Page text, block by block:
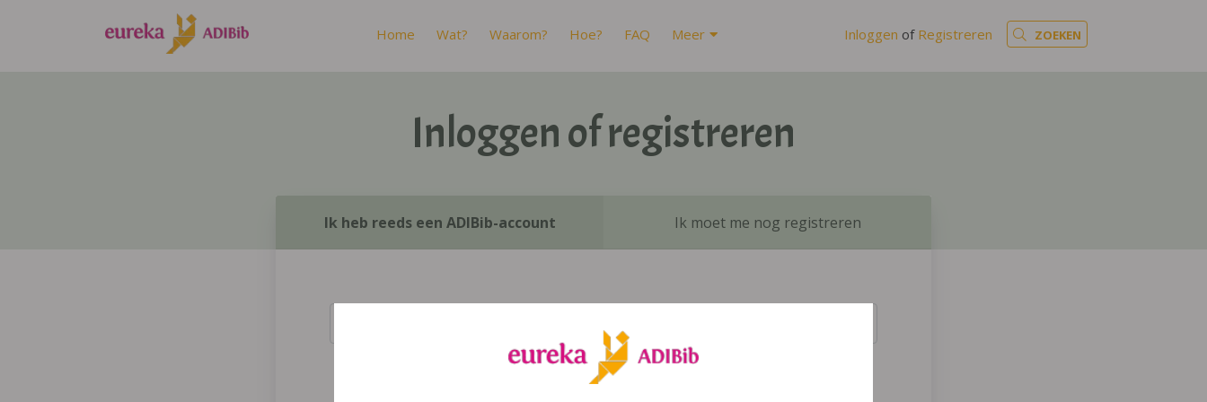
Home Wat? Waarom? Hoe? FAQ Meer Inloggen of Registreren ZOEKEN
Inloggen of registreren
Ik heb reeds een ADIBib-account Ik moet me nog registreren
Inloggen